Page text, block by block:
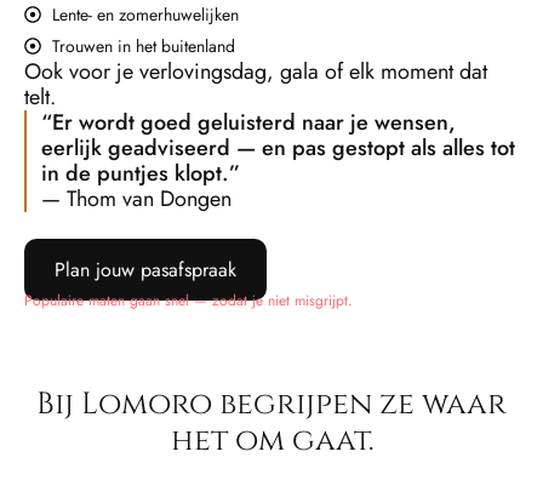
Lente- en zomerhuwelijken
Trouwen in het buitenland
Ook voor je verlovingsdag, gala of elk moment dat
telt.
“Er wordt goed geluisterd naar je wensen,
eerlijk geadviseerd — en pas gestopt als alles tot
in de puntjes klopt.”
— Thom van Dongen
Plan jouw pasafspraak
Populaire maten gaan snel — zodat je niet misgrijpt.
Bij Lomoro begrijpen ze waar
het om gaat.